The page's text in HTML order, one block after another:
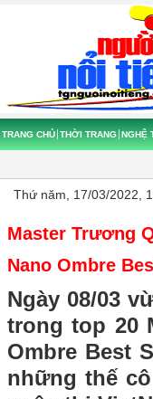
TRANG CHỦ THỜI TRANG NGHỆ
Thứ năm, 17/03/2022,
Master Trương
Nano Ombre
Ngày 08/03
trong top 20
Ombre Best
những thế